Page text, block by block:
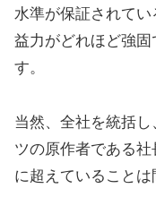
水準が保証されて
益力がどれほど強
す。
当然、全社を統括
ツの原作者である
に超えていることは